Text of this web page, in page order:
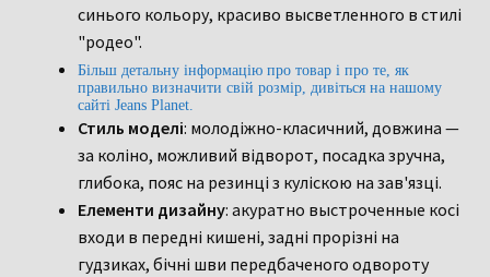
синього кольору, красиво высветленного в стилі
"родео".
Більш детальну інформацію про товар і про те, як
правильно визначити свій розмір, дивіться на нашому
сайті Jeans Planet.
Стиль моделі: молодіжно-класичний, довжина —
за коліно, можливий відворот, посадка зручна,
глибока, пояс на резинці з куліскою на зав'язці.
Елементи дизайну: акуратно выстроченные косі
входи в передні кишені, задні прорізні на
гудзиках, бічні шви передбаченого одвороту